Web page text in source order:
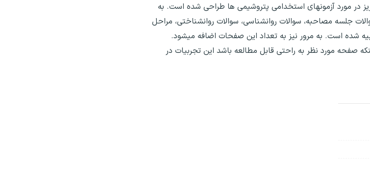
در مورد آزمونهای استخدامی پتروشیمی ها طراحی شده است. به
جلسه مصاحبه، سوالات روانشناسی، سوالات روانشناختی، مراحل
شده است. به مرور نیز به تعداد این صفحات اضافه میشود.
صفحه مورد نظر به راحتی قابل مطالعه باشد این تجربیات در